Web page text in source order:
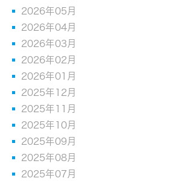
2026年05月
2026年04月
2026年03月
2026年02月
2026年01月
2025年12月
2025年11月
2025年10月
2025年09月
2025年08月
2025年07月